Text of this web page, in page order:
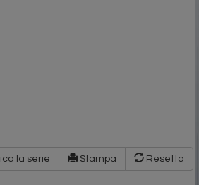
la serie Stampa Resetta